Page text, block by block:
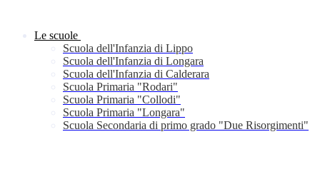
Le scuole
Scuola dell'Infanzia di Lippo
Scuola dell'Infanzia di Longara
Scuola dell'Infanzia di Calderara
Scuola Primaria "Rodari"
Scuola Primaria "Collodi"
Scuola Primaria "Longara"
Scuola Secondaria di primo grado "Due Risorgimenti"